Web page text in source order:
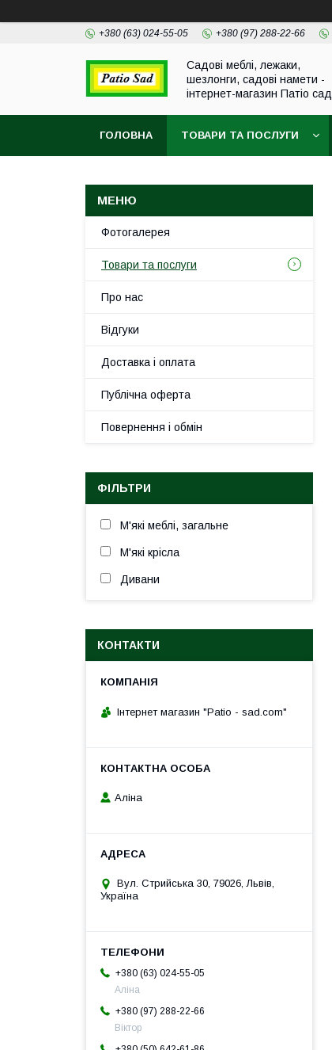
+380 (63) 024-55-05 +380 (97) 288-22-66
Садові меблі, лежаки,
шезлонги, садові намети -
інтернет-магазин Патіо сад
ГОЛОВНА ТОВАРИ ТА ПОСЛУГИ
Фотогалерея
Товари та послуги
Про нас
Відгуки
Доставка і оплата
Публічна оферта
Повернення і обмін
ФІЛЬТРИ
М'які меблі, загальне
М'які крісла
Дивани
КОНТАКТИ
Інтернет магазин "Patio - sad.com"
Аліна
Вул. Стрийська 30, 79026, Львів,
Україна
+380 (63) 024-55-05
Аліна
+380 (97) 288-22-66
Віктор